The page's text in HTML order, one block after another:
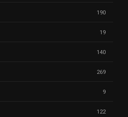
190
19
140
269
9
122